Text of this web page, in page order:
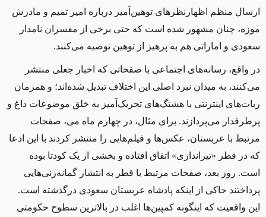
ارسال منظم اظهارنظرهای توهین‌آمیز درباره امیر تمیم و مادرش
موزه، چنان مشهور شده است که حتی برخی از مفسران نامدار
سعودی و اماراتی هم به پرهیز از توهین توصیه می‌کنند.
در واقع، رسانه‌های اجتماعی با صفحاتی که اخبار جعلی منتشر
می‌کنند، به میدان نبرد اصلی این اختلاف تبدیل شده‌اند؛ و همزمان
ربات‌های اینترنتی با هشتگ‌های تحریک‌آمیز به خلق موضوعات داغ و
پرطرفدار می‌پردازند. برای مثال، در چهارم ماه می، صفحات
مرتبط با عربستان، عکس‌ها و فیلم‌هایی را منتشر کردند با این ادعا
که در قطر «تیراندازی» اتفاق افتاده و بخشی از یک کودتا بوده
است. روز بعد، صفحات مرتبط با قطر به انتشار گمانه‌زنی‌هایی
پرداختند حاکی از اینکه پادشاه عربستان سعودی درگذشته است.
این واقعیت که اینگونه کمپین‌ها اغلب در بالاترین سطوح حکومتی